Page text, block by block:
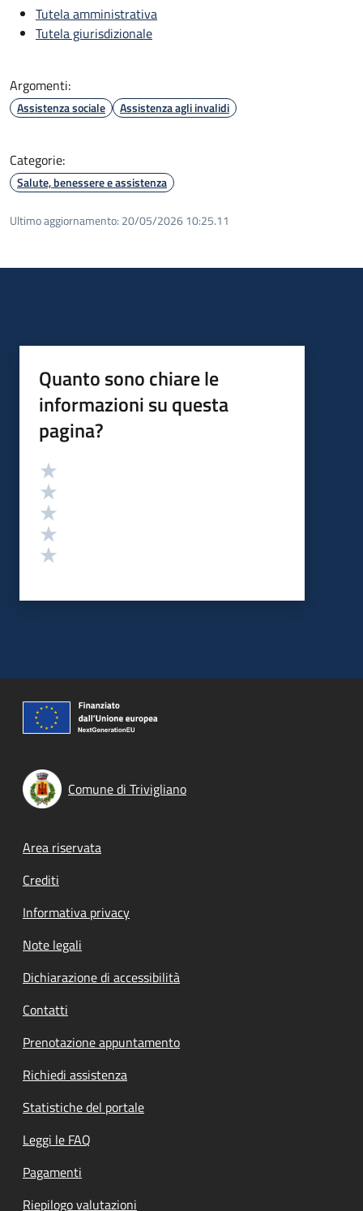
Tutela amministrativa
Tutela giurisdizionale
Argomenti:
Assistenza sociale Assistenza agli invalidi
Categorie:
Salute, benessere e assistenza
Ultimo aggiornamento: 20/05/2026 10:25.11
Quanto sono chiare le
informazioni su questa
pagina?
Valutazione
Comune di Trivigliano
Footer menu
Area riservata
Crediti
Informativa privacy
Note legali
Dichiarazione di accessibilità
Contatti
Prenotazione appuntamento
Richiedi assistenza
Statistiche del portale
Leggi le FAQ
Pagamenti
Riepilogo valutazioni